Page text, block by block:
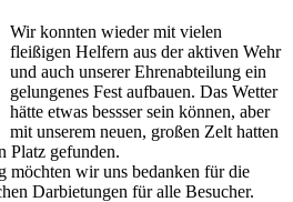
Wir konnten wieder mit vielen
fleißigen Helfern aus der aktiven Wehr
und auch unserer Ehrenabteilung ein
gelungenes Fest aufbauen. Das Wetter
hätte etwas bessser sein können, aber
mit unserem neuen, großen Zelt hatten
Platz gefunden.
möchten wir uns bedanken für die
Darbietungen für alle Besucher.